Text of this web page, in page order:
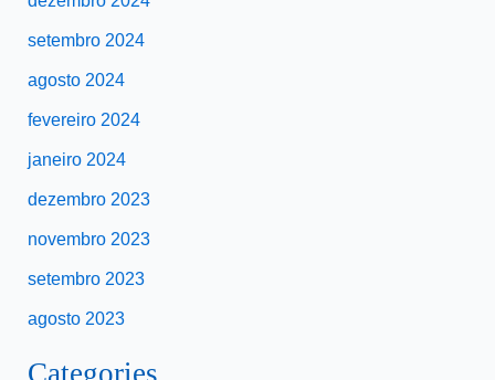
setembro 2024
agosto 2024
fevereiro 2024
janeiro 2024
dezembro 2023
novembro 2023
setembro 2023
agosto 2023